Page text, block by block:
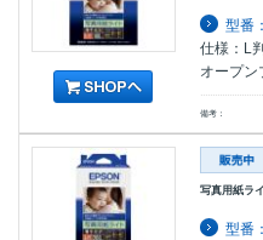
型番
仕様：L
オープン
備考：
写真用紙ラ
型番